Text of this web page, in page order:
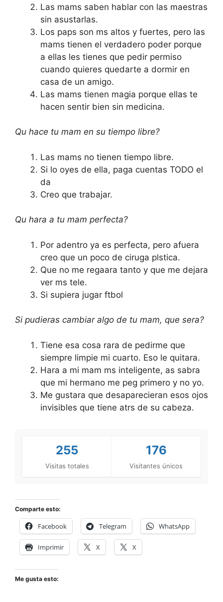
Las mams saben hablar con las maestras
sin asustarlas.
Los paps son ms altos y fuertes, pero las
mams tienen el verdadero poder porque
a ellas les tienes que pedir permiso
cuando quieres quedarte a dormir en
casa de un amigo.
Las mams tienen magia porque ellas te
hacen sentir bien sin medicina.
Qu hace tu mam en su tiempo libre?
Las mams no tienen tiempo libre.
Si lo oyes de ella, paga cuentas TODO el
da
Creo que trabajar.
Qu hara a tu mam perfecta?
Por adentro ya es perfecta, pero afuera
creo que un poco de ciruga plstica.
Que no me regaara tanto y que me dejara
ver ms tele.
Si supiera jugar ftbol
Si pudieras cambiar algo de tu mam, que sera?
Tiene esa cosa rara de pedirme que
siempre limpie mi cuarto. Eso le quitara.
Hara a mi mam ms inteligente, as sabra
que mi hermano me peg primero y no yo.
Me gustara que desaparecieran esos ojos
invisibles que tiene atrs de su cabeza.
255
Visitas totales
176
Visitantes únicos
Comparte esto:
Facebook Telegram WhatsApp
Imprimir X X
Me gusta esto: